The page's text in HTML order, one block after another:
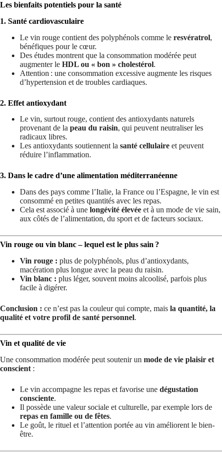
Les bienfaits potentiels pour la santé
1. Santé cardiovasculaire
Le vin rouge contient des polyphénols comme le resvératrol,
bénéfiques pour le cœur.
Des études montrent que la consommation modérée peut
augmenter le HDL ou « bon » cholestérol.
Attention : une consommation excessive augmente les risques
d’hypertension et de troubles cardiaques.
2. Effet antioxydant
Le vin, surtout rouge, contient des antioxydants naturels
provenant de la peau du raisin, qui peuvent neutraliser les
radicaux libres.
Les antioxydants soutiennent la santé cellulaire et peuvent
réduire l’inflammation.
3. Dans le cadre d’une alimentation méditerranéenne
Dans des pays comme l’Italie, la France ou l’Espagne, le vin est
consommé en petites quantités avec les repas.
Cela est associé à une longévité élevée et à un mode de vie sain,
aux côtés de l’alimentation, du sport et de facteurs sociaux.
Vin rouge ou vin blanc – lequel est le plus sain ?
Vin rouge : plus de polyphénols, plus d’antioxydants,
macération plus longue avec la peau du raisin.
Vin blanc : plus léger, souvent moins alcoolisé, parfois plus
facile à digérer.
Conclusion : ce n’est pas la couleur qui compte, mais la quantité, la
qualité et votre profil de santé personnel.
Vin et qualité de vie
Une consommation modérée peut soutenir un mode de vie plaisir et
conscient :
Le vin accompagne les repas et favorise une dégustation
consciente.
Il possède une valeur sociale et culturelle, par exemple lors de
repas en famille ou de fêtes.
Le goût, le rituel et l’attention portée au vin améliorent le bien-
être.